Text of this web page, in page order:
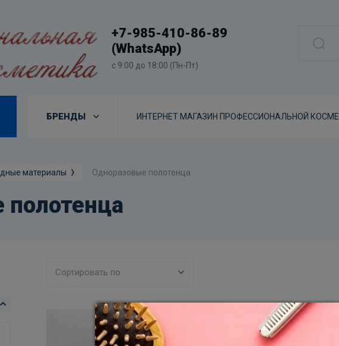
+7-985-410-86-89
(WhatsApp)
с 9:00 до 18:00 (Пн-Пт)
БРЕНДЫ ИНТЕРНЕТ МАГАЗИН ПРОФЕССИОНАЛЬНОЙ
материалы Одноразовые полотенца
Сортировать по